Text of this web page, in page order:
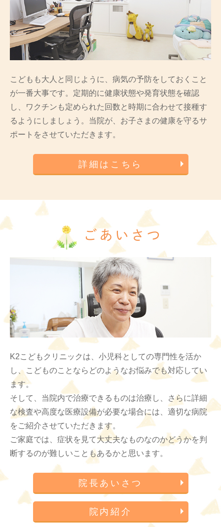
こどもも大人と同じように、病気の予防をしておくこと
が一番大事です。定期的に健康状態や発育状態を確認
し、ワクチンも定められた回数と時期に合わせて接種す
るようにしましょう。当院が、お子さまの健康を守るサ
ポートをさせていただきます。
詳細はこちら
ごあいさつ
K2こどもクリニックは、小児科としての専門性を活か
し、こどものことならどのようなお悩みでも対応してい
ます。
そして、当院内で治療できるものは治療し、さらに詳細
な検査や高度な医療設備が必要な場合には、適切な病院
をご紹介させていただきます。
ご家庭では、症状を見て大丈夫なものなのかどうかを判
断するのが難しいこともあるかと思います。
院長あいさつ
院内紹介